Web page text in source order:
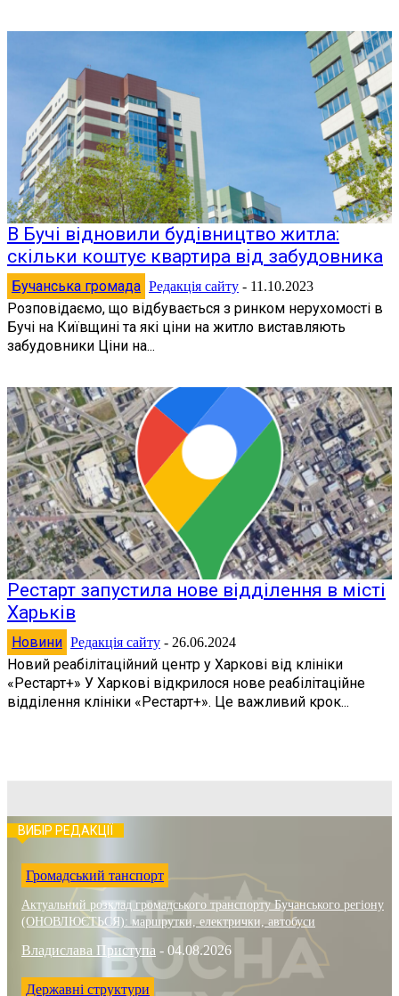
В Бучі відновили будівництво житла:
скільки коштує квартира від забудовника
Бучанська громада Редакція сайту - 11.10.2023
Розповідаємо, що відбувається з ринком нерухомості в
Бучі на Київщині та які ціни на житло виставляють
забудовники Ціни на...
Рестарт запустила нове відділення в місті
Харьків
Новини Редакція сайту - 26.06.2024
Новий реабілітаційний центр у Харкові від клініки
«Рестарт+» У Харкові відкрилося нове реабілітаційне
відділення клініки «Рестарт+». Це важливий крок...
ВИБІР РЕДАКЦІЇ
Громадський танспорт
Актуальний розклад громадського транспорту Бучанського регіону
(ОНОВЛЮЄТЬСЯ): маршрутки, електрички, автобуси
Владислава Приступа - 04.08.2026
Державні структури